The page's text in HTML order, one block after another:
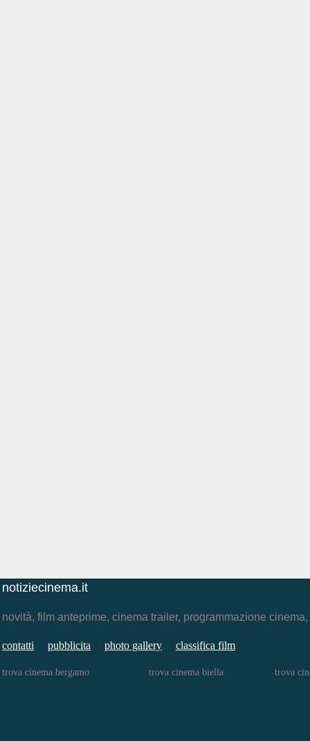
notiziecinema.it
novità, film anteprime, cinema trailer, programmazione
contatti pubblicita photo gallery classifica film
trova cinema bergamo trova cinema biella trova